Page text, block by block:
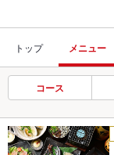
トップ メニュー
コース